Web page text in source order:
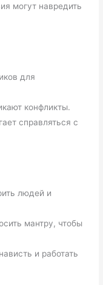
могут навредить
для
конфликты.
справляться с
людей и
мантру, чтобы
и работать